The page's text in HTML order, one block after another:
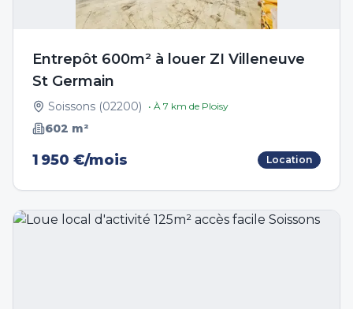
Entrepôt 600m² à louer ZI Villeneuve
St Germain
Soissons (02200) • À 7 km de Ploisy
602 m²
1 950 €/mois Location